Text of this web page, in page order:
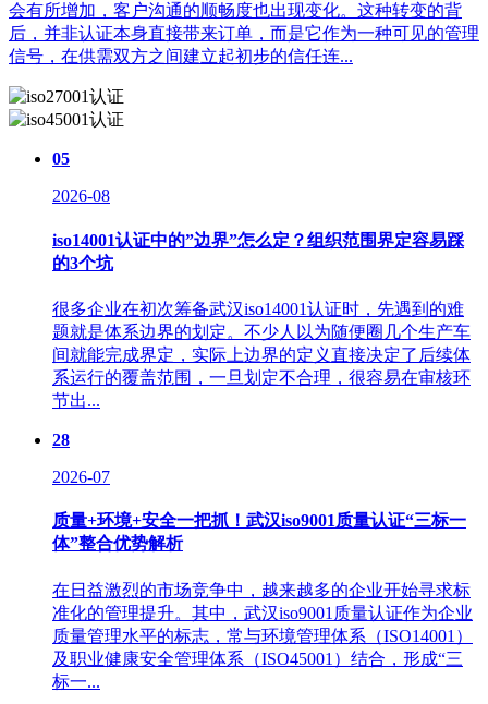
会有所增加，客户沟通的顺畅度也出现变化。这种转变的背
后，并非认证本身直接带来订单，而是它作为一种可见的管理
信号，在供需双方之间建立起初步的信任连...
05
2026-08
iso14001认证中的”边界”怎么定？组织范围界定容易踩
的3个坑
很多企业在初次筹备武汉iso14001认证时，先遇到的难
题就是体系边界的划定。不少人以为随便圈几个生产车
间就能完成界定，实际上边界的定义直接决定了后续体
系运行的覆盖范围，一旦划定不合理，很容易在审核环
节出...
28
2026-07
质量+环境+安全一把抓！武汉iso9001质量认证“三标一
体”整合优势解析
在日益激烈的市场竞争中，越来越多的企业开始寻求标
准化的管理提升。其中，武汉iso9001质量认证作为企业
质量管理水平的标志，常与环境管理体系（ISO14001）
及职业健康安全管理体系（ISO45001）结合，形成“三
标一...